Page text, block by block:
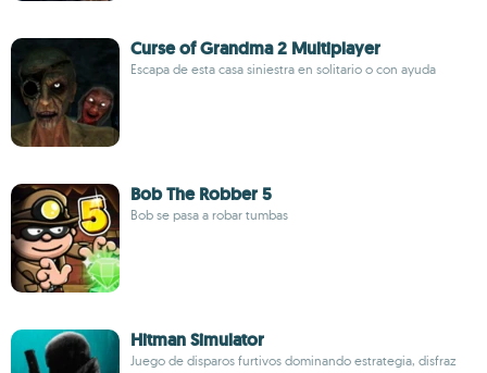
Curse of Grandma 2 Multiplayer
Escapa de esta casa siniestra en solitario o con ayuda
Bob The Robber 5
Bob se pasa a robar tumbas
Hitman Simulator
Juego de disparos furtivos dominando estrategia, disfraz